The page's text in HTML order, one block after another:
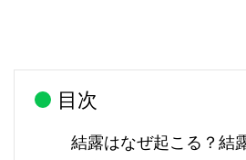
目次
結露はなぜ起こる？結